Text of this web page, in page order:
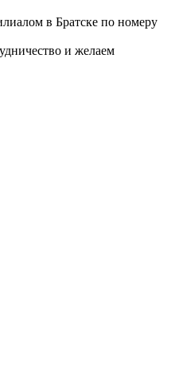
в Братске по номеру
и желаем